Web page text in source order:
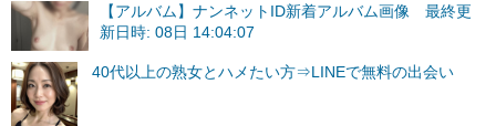
【アルバム】ナンネットID新着アルバム画像 最終更
新日時: 08日 14:04:07